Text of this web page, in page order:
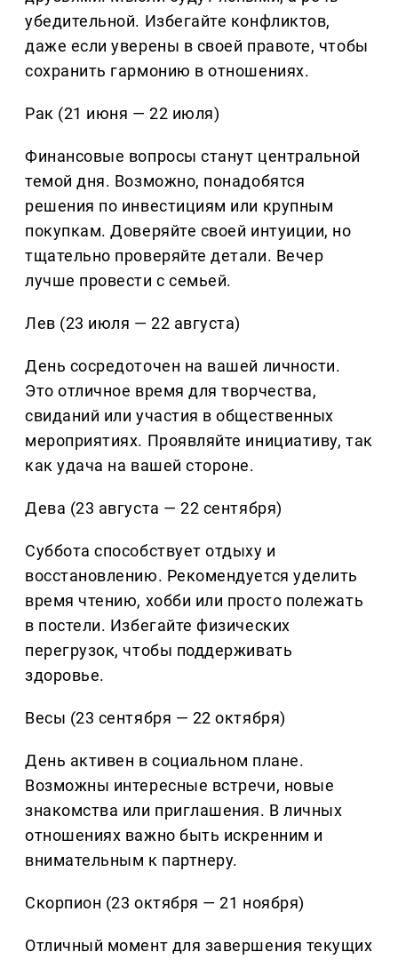
убедительной. Избегайте конфликтов,
даже если уверены в своей правоте, чтобы
сохранить гармонию в отношениях.
Рак (21 июня — 22 июля)
Финансовые вопросы станут центральной
темой дня. Возможно, понадобятся
решения по инвестициям или крупным
покупкам. Доверяйте своей интуиции, но
тщательно проверяйте детали. Вечер
лучше провести с семьей.
Лев (23 июля — 22 августа)
День сосредоточен на вашей личности.
Это отличное время для творчества,
свиданий или участия в общественных
мероприятиях. Проявляйте инициативу, так
как удача на вашей стороне.
Дева (23 августа — 22 сентября)
Суббота способствует отдыху и
восстановлению. Рекомендуется уделить
время чтению, хобби или просто полежать
в постели. Избегайте физических
перегрузок, чтобы поддерживать
здоровье.
Весы (23 сентября — 22 октября)
День активен в социальном плане.
Возможны интересные встречи, новые
знакомства или приглашения. В личных
отношениях важно быть искренним и
внимательным к партнеру.
Скорпион (23 октября — 21 ноября)
Отличный момент для завершения текущих